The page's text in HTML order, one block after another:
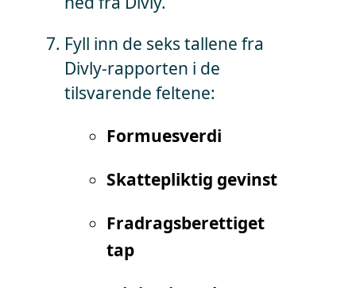
Fyll inn de seks tallene fra
Divly-rapporten i de
tilsvarende feltene:
Formuesverdi
Skattepliktig gevinst
Fradragsberettiget
tap